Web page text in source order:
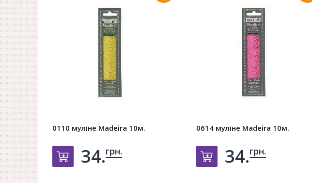
0110 муліне Madeira 10м.
Добавить в корзину
34.грн.
0614 муліне Madeira 10м.
Добавить в корзину
34.грн.